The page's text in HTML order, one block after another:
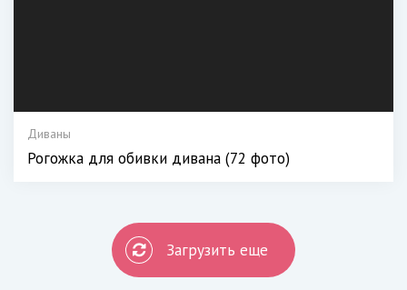
Диваны
Рогожка для обивки дивана (72 фото)
Загрузить еще